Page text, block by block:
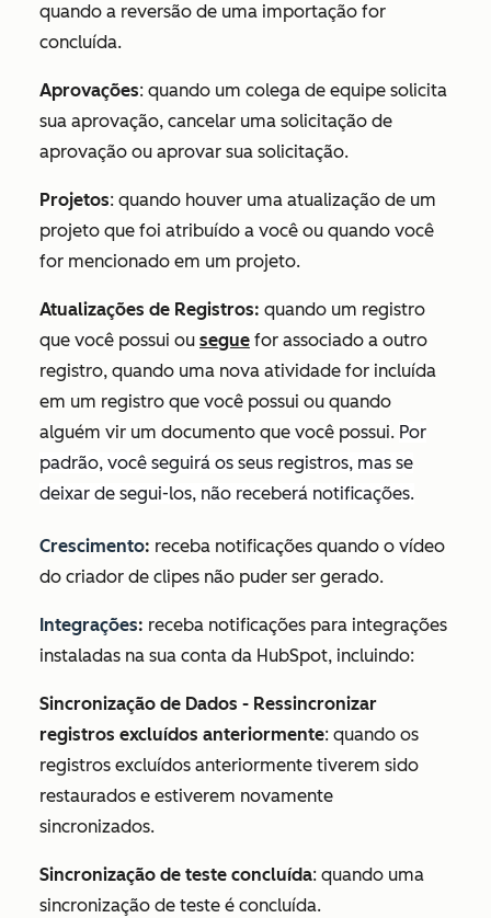
quando a reversão de uma importação for
concluída.
Aprovações: quando um colega de equipe solicita
sua aprovação, cancelar uma solicitação de
aprovação ou aprovar sua solicitação.
Projetos: quando houver uma atualização de um
projeto que foi atribuído a você ou quando você
for mencionado em um projeto.
Atualizações de Registros: quando um registro
que você possui ou segue for associado a outro
registro, quando uma nova atividade for incluída
em um registro que você possui ou quando
alguém vir um documento que você possui. Por
padrão, você seguirá os seus registros, mas se
deixar de segui-los, não receberá notificações.
Crescimento: receba notificações quando o vídeo
do criador de clipes não puder ser gerado.
Integrações: receba notificações para integrações
instaladas na sua conta da HubSpot, incluindo:
Sincronização de Dados - Ressincronizar
registros excluídos anteriormente: quando os
registros excluídos anteriormente tiverem sido
restaurados e estiverem novamente
sincronizados.
Sincronização de teste concluída: quando uma
sincronização de teste é concluída.